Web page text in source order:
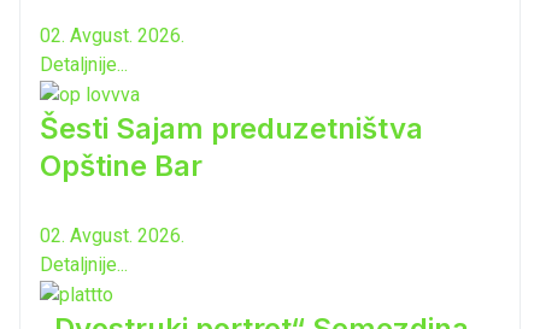
02. Avgust. 2026.
Detaljnije...
Šesti Sajam preduzetništva
Opštine Bar
02. Avgust. 2026.
Detaljnije...